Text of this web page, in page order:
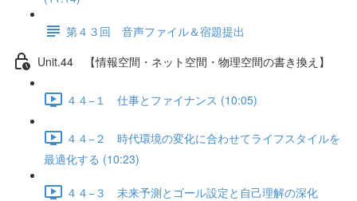
第４３回 音声ファイル＆宿題提出
Unit.44 【情報空間・ネット空間・物理空間の書き換え】
４４−１ 仕事とファイナンス (10:05)
４４−２ 時代環境の変化に合わせてライフスタイルを
最適化する (10:23)
４４−３ 未来予測とゴール設定と自己理解の深化